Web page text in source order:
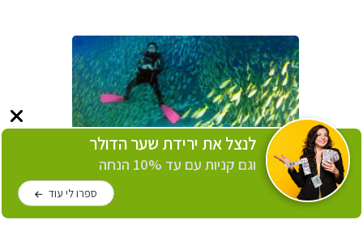
לנצל את ירידת שער הדולר
וגם קניות עם עד 10% הנחה
ספרו לי עוד